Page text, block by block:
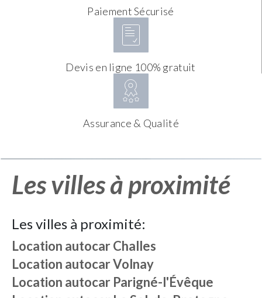
Paiement Sécurisé
Devis en ligne 100% gratuit
Assurance & Qualité
Les villes à proximité
Les villes à proximité:
Location autocarChalles
Location autocarVolnay
Location autocar Parigné-l'Évêque